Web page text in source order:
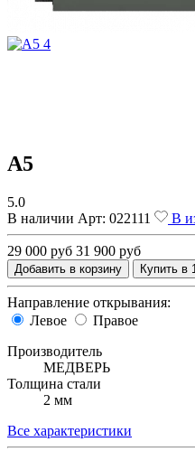
A5
5.0
В наличии Арт: 022111 В
29 000 руб 31 900 руб
Добавить в корзину Купить в
Направление открывания:
Левое
Правое
Производитель
МЕДВЕРЬ
Толщина стали
2 мм
Все характеристики